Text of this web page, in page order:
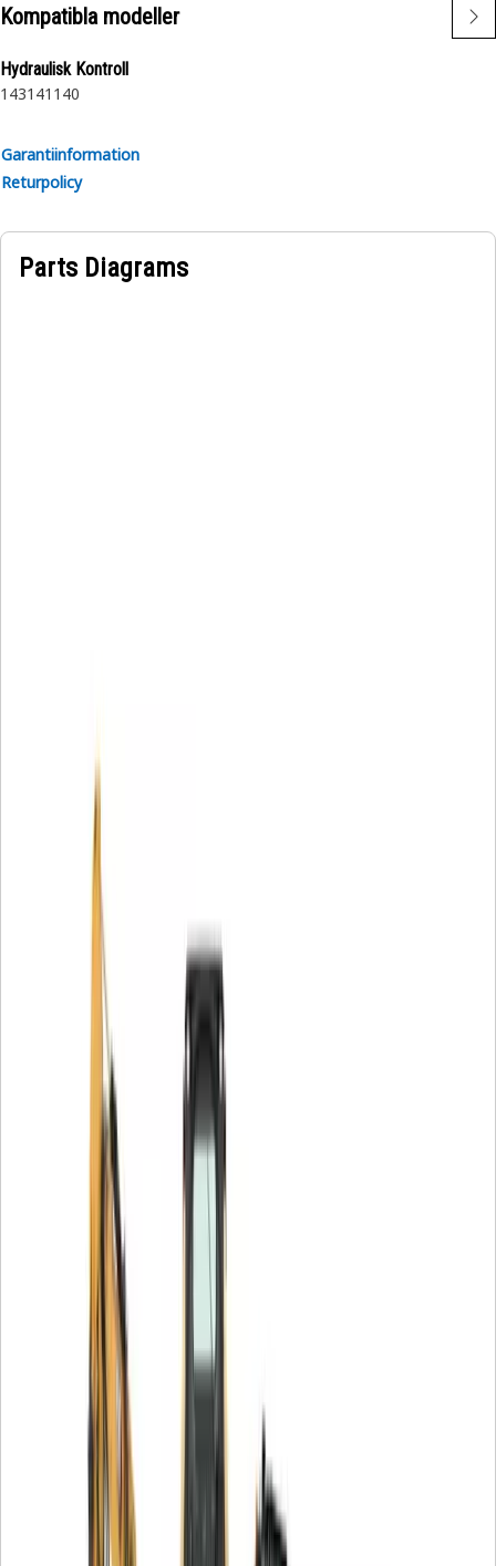
Kompatibla modeller
Hydraulisk Kontroll
143141 140
Garantiinformation
Returpolicy
Parts Diagrams